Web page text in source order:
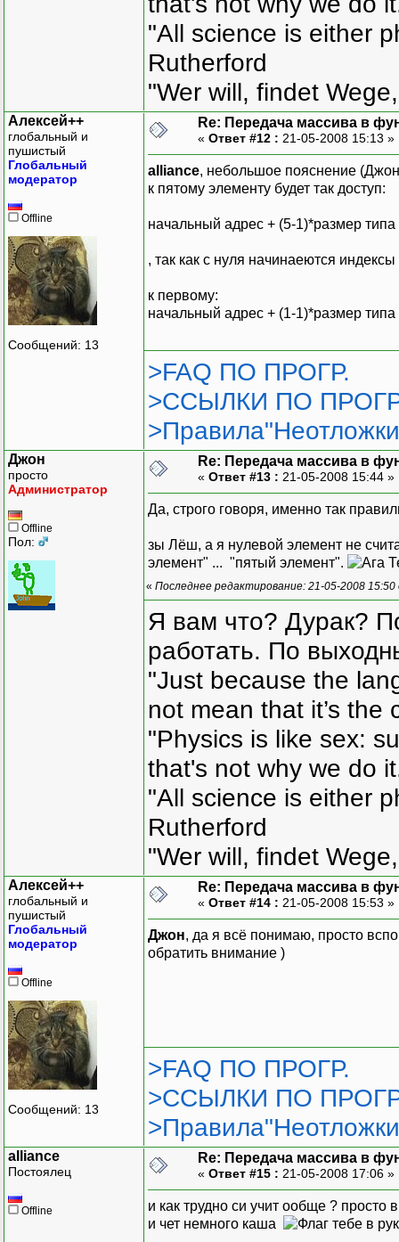
"All science is either
Rutherford
"Wer will, findet
Алексей++
глобальный и
пушистый
Глобальный
модератор
Offline
Сообщений: 13
Re: Передача массива в
« Ответ #12 : 21-05-2008 15:13 »
alliance, небольшое пояснение
к пятому элементу будет так доступ:
начальный адрес + (5-1)*размер типа
, так как с нуля начинаеются индексы
к первому:
начальный адрес + (1-1)*размер
>FAQ ПО ПРОГР.
>ССЫЛКИ ПО
Джон
просто
Администратор
Offline
Пол:
Re: Передача массива в
« Ответ #13 : 21-05-2008 15:44 »
Да, строго говоря, именно так
зы Лёш, а я нулевой элемент не
элемент" ... "пятый элемент".
« Последнее редактирование: 21-05-2008
Я вам что? Дурак?
работать. По
"Just because the
not mean that it’s the
"Physics is like sex:
that's not why we do
"All science is either
Rutherford
"Wer will, findet
Алексей++
глобальный и
пушистый
Глобальный
модератор
Offline
Сообщений: 13
Re: Передача массива в
« Ответ #14 : 21-05-2008 15:53 »
Джон, да я всё понимаю, просто
обратить внимание )
>FAQ ПО ПРОГР.
>ССЫЛКИ ПО
alliance
Постоялец
Offline
Re: Передача массива в
« Ответ #15 : 21-05-2008 17:06 »
и как трудно си учит ообще ?
и чет немного каша